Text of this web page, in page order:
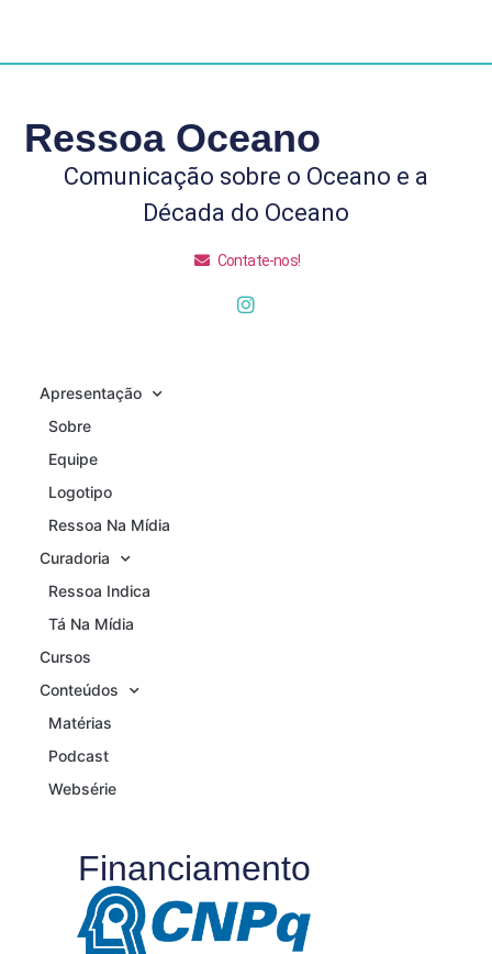
Ressoa Oceano
Comunicação sobre o Oceano e a
Década do Oceano
Contate-nos!
Apresentação
Sobre
Equipe
Logotipo
Ressoa Na Mídia
Curadoria
Ressoa Indica
Tá Na Mídia
Cursos
Conteúdos
Matérias
Podcast
Websérie
Financiamento